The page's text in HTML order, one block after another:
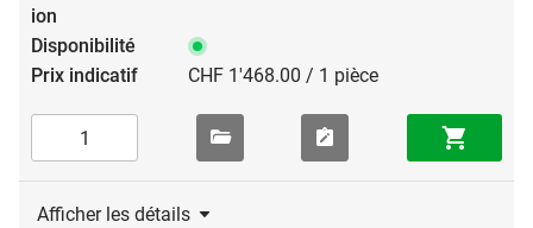
CHF 1'468.00 / 1 pièce
Afficher les détails